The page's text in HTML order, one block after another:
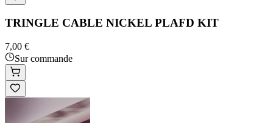
TRINGLE CABLE NICKEL PLAFD KIT
7,00 €
Sur commande